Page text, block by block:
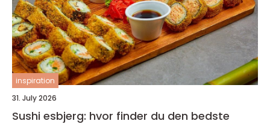
inspiration
31. July 2026
Sushi esbjerg: hvor finder du den bedste